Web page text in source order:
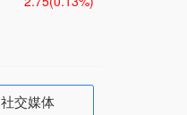
社交媒体